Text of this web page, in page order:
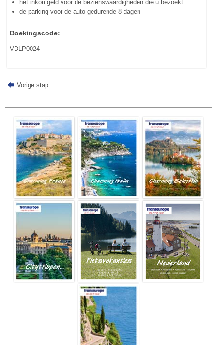
het inkomgeld voor de bezienswaardigheden die u bezoekt
de parking voor de auto gedurende 8 dagen
Boekingscode:
VDLP0024
Vorige stap